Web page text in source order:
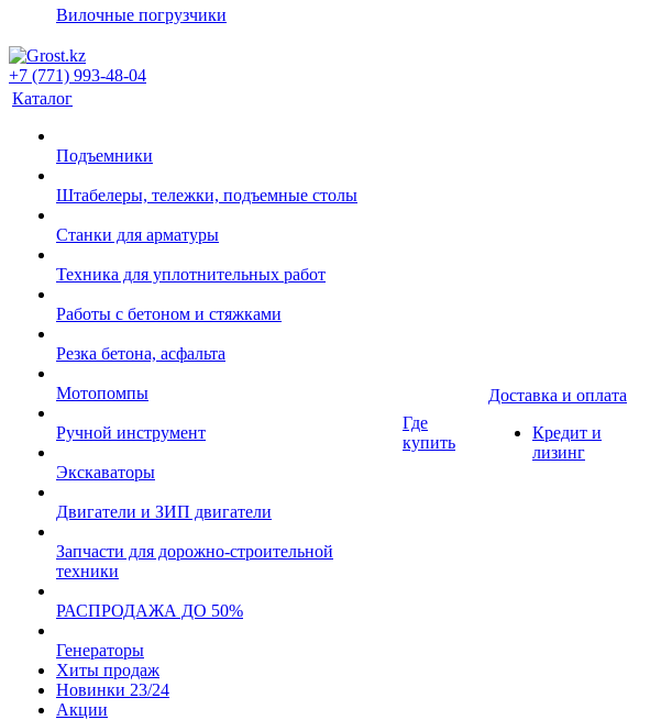
Вилочные погрузчики
+7 (771) 993-48-04
Каталог
Подъемники
Штабелеры, тележки, подъемные столы
Станки для арматуры
Техника для уплотнительных работ
Работы с бетоном и стяжками
Резка бетона, асфальта
Мотопомпы
Ручной инструмент
Экскаваторы
Двигатели и ЗИП двигатели
Запчасти для дорожно-строительной
техники
РАСПРОДАЖА ДО 50%
Генераторы
Хиты продаж
Новинки 23/24
Акции
Где
купить
Доставка и оплата
Кредит и
лизинг